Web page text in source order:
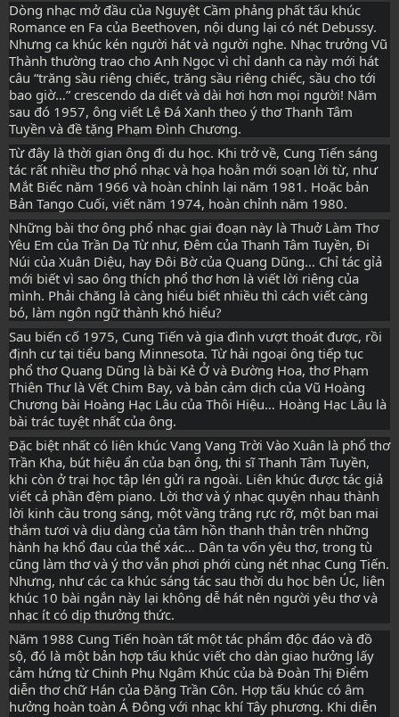
Dòng nhạc mở đầu của Nguyệt Cầm phảng phất tấu khúc
Romance en Fa của Beethoven, nội dung lại có nét Debussy.
Nhưng ca khúc kén người hát và người nghe. Nhạc trưởng Vũ
Thành thường trao cho Anh Ngọc vì chỉ danh ca này mới hát
câu “trăng sầu riêng chiếc, trăng sầu riêng chiếc, sầu cho tới
bao giờ…” crescendo da diết và dài hơi hơn mọi người! Năm
sau đó 1957, ông viết Lệ Đá Xanh theo ý thơ Thanh Tâm
Tuyền và đề tặng Phạm Đình Chương.
Từ đây là thời gian ông đi du học. Khi trở về, Cung Tiến sáng
tác rất nhiều thơ phổ nhạc và họa hoằn mới soạn lời từ, như
Mắt Biếc năm 1966 và hoàn chỉnh lại năm 1981. Hoặc bản
Bản Tango Cuối, viết năm 1974, hoàn chỉnh năm 1980.
Những bài thơ ông phổ nhạc giai đoạn này là Thuở Làm Thơ
Yêu Em của Trần Dạ Từ như, Đêm của Thanh Tâm Tuyền, Đi
Núi của Xuân Diệu, hay Đôi Bờ của Quang Dũng… Chỉ tác gỉả
mới biết vì sao ông thích phổ thơ hơn là viết lời riêng của
mình. Phải chăng là càng hiểu biết nhiều thì cách viết càng
bó, làm ngôn ngữ thành khó hiểu?
Sau biến cố 1975, Cung Tiến và gia đình vượt thoát được, rồi
định cư tại tiểu bang Minnesota. Từ hải ngoại ông tiếp tục
phổ thơ Quang Dũng là bài Kẻ Ở và Đường Hoa, thơ Phạm
Thiên Thư là Vết Chim Bay, và bản cảm dịch của Vũ Hoàng
Chương bài Hoàng Hạc Lâu của Thôi Hiệu… Hoàng Hạc Lâu là
bài trác tuyệt nhất của ông.
Đặc biệt nhất có liên khúc Vang Vang Trời Vào Xuân là phổ thơ
Trần Kha, bút hiệu ẩn của bạn ông, thi sĩ Thanh Tâm Tuyền,
khi còn ở trại học tập lén gửi ra ngoài. Liên khúc được tác giả
viết cả phần đệm piano. Lời thơ và ý nhạc quyện nhau thành
lời kinh cầu trong sáng, một vầng trăng rực rỡ, một ban mai
thắm tươi và dịu dàng của tâm hồn thanh thản trên những
hành hạ khổ đau của thể xác… Dân ta vốn yêu thơ, trong tù
cũng làm thơ và ý thơ vẫn phơi phới cùng nét nhạc Cung Tiến.
Nhưng, như các ca khúc sáng tác sau thời du học bên Úc, liên
khúc 10 bài ngắn này lại không dễ hát nên người yêu thơ và
nhạc ít có dịp thưởng thức.
Năm 1988 Cung Tiến hoàn tất một tác phẩm độc đáo và đồ
sộ, đó là một bản hợp tấu khúc viết cho dàn giao hưởng lấy
cảm hứng từ Chinh Phụ Ngâm Khúc của bà Đoàn Thị Điểm
diễn thơ chữ Hán của Đặng Trần Côn. Hợp tấu khúc có âm
hưởng hoàn toàn Á Đông với nhạc khí Tây phương. Khi diễn